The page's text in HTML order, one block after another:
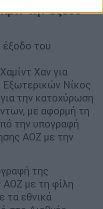
την έξοδο
έξοδο του
Χαν για
Νίκος
την κατοχύρωση
με αφορμή τη
την υπογραφή
ΑΟΖ με την
της
με τη φίλη
τα εθνικά